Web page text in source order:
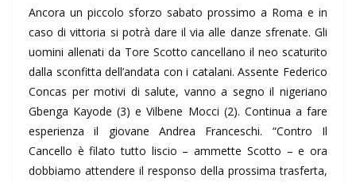
Ancora un piccolo sforzo sabato prossimo a Roma e in
caso di vittoria si potrà dare il via alle danze sfrenate. Gli
uomini allenati da Tore Scotto cancellano il neo scaturito
dalla sconfitta dell’andata con i catalani. Assente Federico
Concas per motivi di salute, vanno a segno il nigeriano
Gbenga Kayode (3) e Vilbene Mocci (2). Continua a fare
esperienza il giovane Andrea Franceschi. “Contro Il
Cancello è filato tutto liscio – ammette Scotto – e ora
dobbiamo attendere il responso della prossima trasferta,